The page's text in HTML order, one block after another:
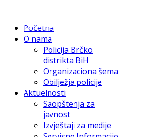
Početna
O nama
Policija Brčko
distrikta BiH
Organizaciona šema
Obilježja policije
Aktuelnosti
Saopštenja za
javnost
Izvještaji za medije